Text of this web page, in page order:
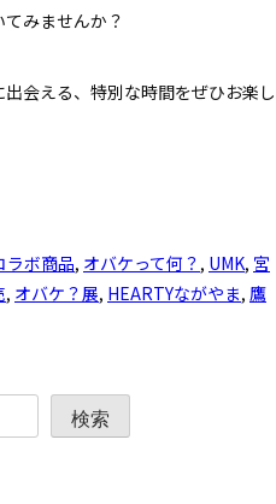
みませんか？
会える、特別な時間をぜひお楽し
ラボ商品, オバケって何？ , UMK, 宮
, オバケ？展, HEARTYながやま, 鷹
検索